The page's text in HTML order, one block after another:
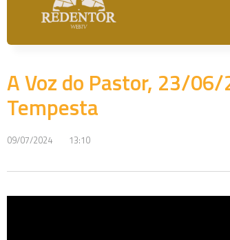
A Voz do Pastor, 23/06/
Tempesta
09/07/2024 13:10